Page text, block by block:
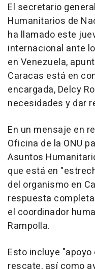
El secretario
Humanitarios de
ha llamado este
internacional ante
en Venezuela,
Caracas está en
encargada, Delcy
necesidades y dar
En un mensaje en
Oficina de la ONU
Asuntos
que está en
del organismo en
respuesta
el coordinador
Rampolla.
Esto incluye